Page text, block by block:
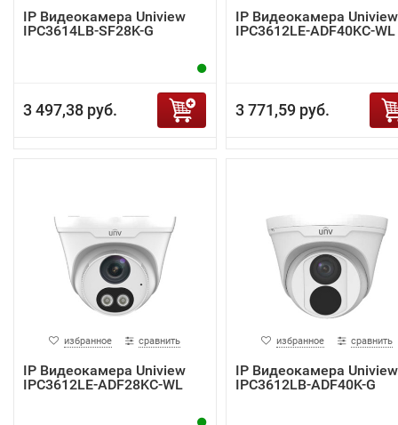
IP Видеокамера Uniview
IPC3614LB-SF28K-G
3 497,38 руб.
IP Видеокамера Uniview
IPC3612LE-ADF40KC-WL
3 771,59 руб.
избранное сравнить
IP Видеокамера Uniview
IPC3612LE-ADF28KC-WL
избранное сравнить
IP Видеокамера Uniview
IPC3612LB-ADF40K-G